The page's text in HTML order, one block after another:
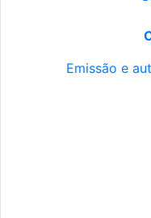
Emissão e